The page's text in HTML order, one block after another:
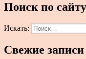
Поиск по
Искать:
Свежие записи